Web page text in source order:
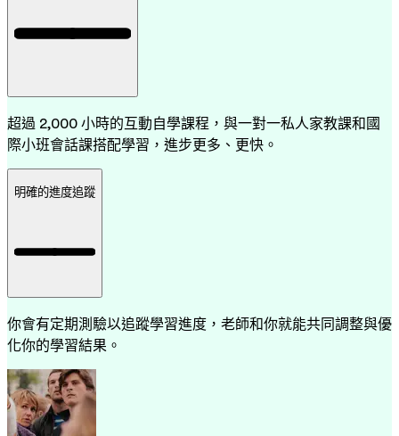
超過 2,000 小時的互動自學課程，與一對一私人家教課和國
際小班會話課搭配學習，進步更多、更快。
明確的進度追蹤
你會有定期測驗以追蹤學習進度，老師和你就能共同調整與優
化你的學習結果。